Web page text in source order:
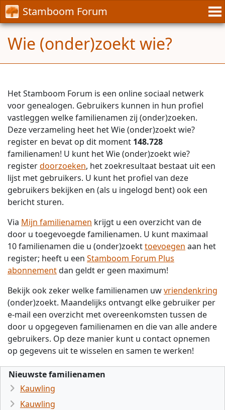
Stamboom Forum
Wie (onder)zoekt wie?
Het Stamboom Forum is een online sociaal netwerk
voor genealogen. Gebruikers kunnen in hun profiel
vastleggen welke familienamen zij (onder)zoeken.
Deze verzameling heet het Wie (onder)zoekt wie?
register en bevat op dit moment 148.728
familienamen! U kunt het Wie (onder)zoekt wie?
registerdoorzoeken, het zoekresultaat bestaat uit een
lijst met gebruikers. U kunt het profiel van deze
gebruikers bekijken en (als u ingelogd bent) ook een
bericht sturen.
Via Mijn familienamen krijgt u een overzicht van de
door u toegevoegde familienamen. U kunt maximaal
10 familienamen die u (onder)zoekttoevoegen aan het
register; heeft u een Stamboom Forum Plus
abonnementdan geldt er geen maximum!
Bekijk ook zeker welke familienamen uwvriendenkring
(onder)zoekt. Maandelijks ontvangt elke gebruiker per
e-mail een overzicht met overeenkomsten tussen de
door u opgegeven familienamen en die van alle andere
gebruikers. Op deze manier kunt u contact opnemen
op gegevens uit te wisselen en samen te werken!
Nieuwste familienamen
Kauwling
Kauwling